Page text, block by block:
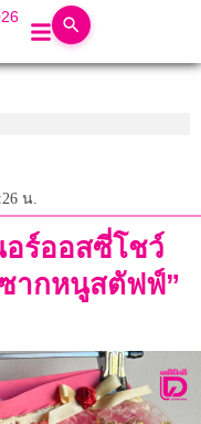
น.
อร์ออสซี่โชว์
ากหนูสตัฟฟ์”